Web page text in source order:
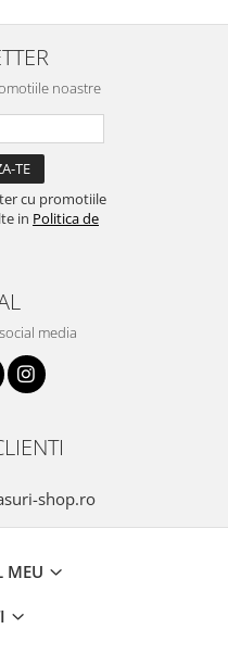
noastre
cu promotiile
in Politica de
media
shop.ro
MEU